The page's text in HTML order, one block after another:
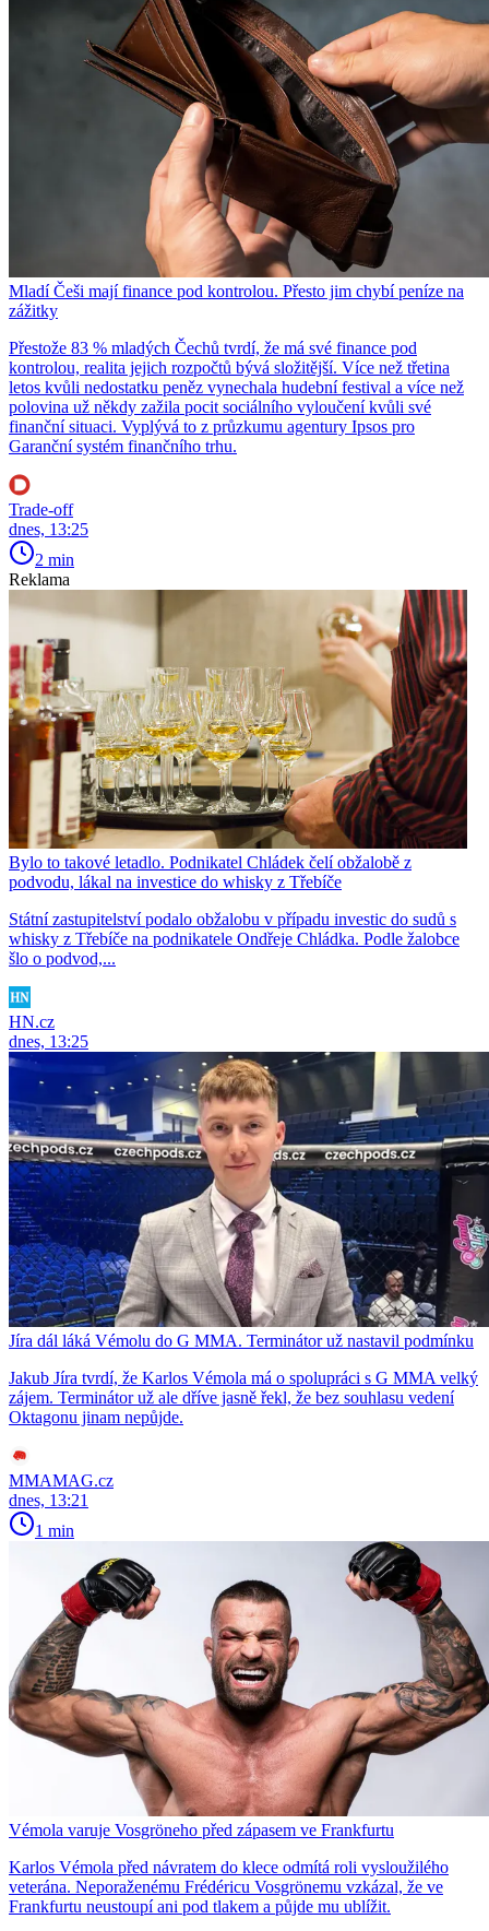
Mladí Češi mají finance pod kontrolou. Přesto jim chybí peníze na
zážitky
Přestože 83 % mladých Čechů tvrdí, že má své finance pod
kontrolou, realita jejich rozpočtů bývá složitější. Více než třetina
letos kvůli nedostatku peněz vynechala hudební festival a více než
polovina už někdy zažila pocit sociálního vyloučení kvůli své
finanční situaci. Vyplývá to z průzkumu agentury Ipsos pro
Garanční systém finančního trhu.
Trade-off
dnes, 13:25
2 min
Reklama
Bylo to takové letadlo. Podnikatel Chládek čelí obžalobě z
podvodu, lákal na investice do whisky z Třebíče
Státní zastupitelství podalo obžalobu v případu investic do sudů s
whisky z Třebíče na podnikatele Ondřeje Chládka. Podle žalobce
šlo o podvod,...
HN.cz
dnes, 13:25
Jíra dál láká Vémolu do G MMA. Terminátor už nastavil podmínku
Jakub Jíra tvrdí, že Karlos Vémola má o spolupráci s G MMA velký
zájem. Terminátor už ale dříve jasně řekl, že bez souhlasu vedení
Oktagonu jinam nepůjde.
MMAMAG.cz
dnes, 13:21
1 min
Vémola varuje Vosgröneho před zápasem ve Frankfurtu
Karlos Vémola před návratem do klece odmítá roli vysloužilého
veterána. Neporaženému Frédéricu Vosgrönemu vzkázal, že ve
Frankfurtu neustoupí ani pod tlakem a půjde mu ublížit.